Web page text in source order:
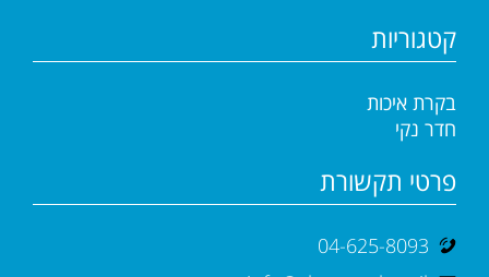
קטגוריות
בקרת איכות
חדר נקי
פרטי תקשורת
04-625-8093